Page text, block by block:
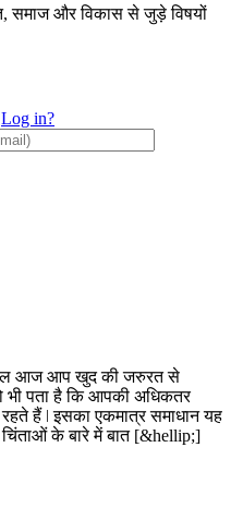
समाज और विकास से जुड़े विषयों
Log in?
आज आप खुद की जरुरत से
पता है कि आपकी अधिकतर
हैं ǀ इसका एकमात्र समाधान यह
के बारे में बात [&hellip;]